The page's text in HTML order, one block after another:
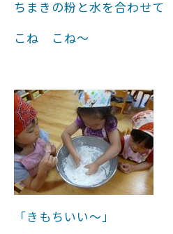
ちまきの粉と水を合わせて
こね こね～
「きもちいい～」